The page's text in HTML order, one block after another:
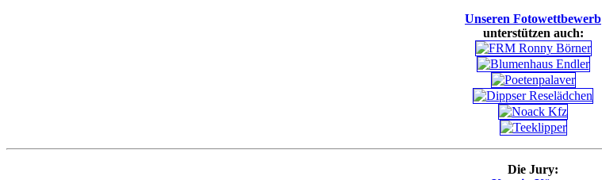
Unseren Fotowettbewerb
unterstützen auch:
Die Jury: